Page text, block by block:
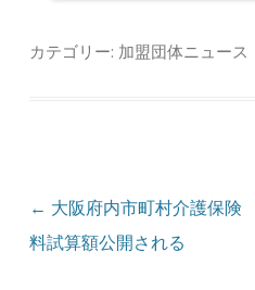
カテゴリー: 加盟団体ニュース
投稿ナビゲーション
← 大阪府内市町村介護保険
料試算額公開される